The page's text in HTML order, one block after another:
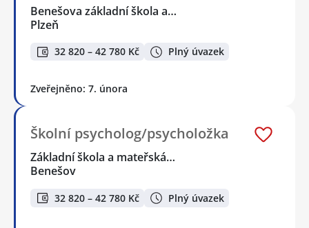
Benešova základní škola a…
Plzeň
32 820 – 42 780 Kč Plný úvazek
Zveřejněno: 7. února
Školní psycholog/psycholožka
Základní škola a mateřská…
Benešov
32 820 – 42 780 Kč Plný úvazek